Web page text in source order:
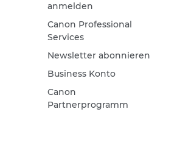
anmelden
Canon Professional
Services
Newsletter abonnieren
Business Konto
Canon
Partnerprogramm